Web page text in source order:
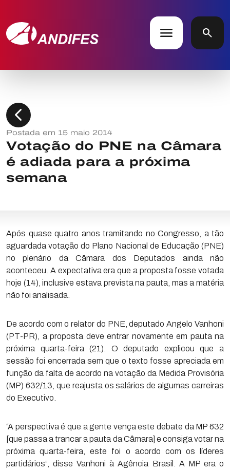
menu search
chevron_left
Postada em 15 maio 2014
Votação do PNE na Câmara
é adiada para a próxima
semana
Após quase quatro anos tramitando no Congresso, a tão
aguardada votação do Plano Nacional de Educação (PNE)
no plenário da Câmara dos Deputados ainda não
aconteceu. A expectativa era que a proposta fosse votada
hoje (14), inclusive estava prevista na pauta, mas a matéria
não foi analisada.
De acordo com o relator do PNE, deputado Angelo Vanhoni
(PT-PR), a proposta deve entrar novamente em pauta na
próxima quarta-feira (21). O deputado explicou que a
sessão foi encerrada sem que o texto fosse apreciada em
função da falta de acordo na votação da Medida Provisória
(MP) 632/13, que reajusta os salários de algumas carreiras
do Executivo.
“A perspectiva é que a gente vença este debate da MP 632
[que passa a trancar a pauta da Câmara] e consiga votar na
próxima quarta-feira, este foi o acordo com os líderes
partidários”, disse Vanhoni à Agência Brasil. A MP era o